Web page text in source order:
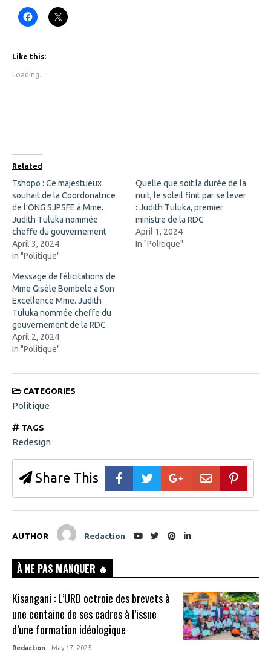
C
l
k
t
o
h
b
o
o
k
(
O
p
e
n
s
i
n
n
e
w
i
n
d
o
w
)
C
l
i
n
n
e
w
w
i
n
Like this:
Loading...
Related
Tshopo : Ce majestueux
souhait de la Coordonatrice
de l’ONG SJPSFE à Mme.
Judith Tuluka nommée
cheffe du gouvernement
April 3, 2024
In "Politique"
Quelle que soit la durée de la
nuit, le soleil finit par se lever
: Judith Tuluka, premier
ministre de la RDC
April 1, 2024
In "Politique"
Message de félicitations de
Mme Gisèle Bombele à Son
Excellence Mme. Judith
Tuluka nommée cheffe du
gouvernement de la RDC
April 2, 2024
In "Politique"
CATEGORIES
Politique
TAGS
Redesign
Share This
AUTHOR Redaction
À NE PAS MANQUER 🔥
Kisangani : L’URD octroie des brevets à
une centaine de ses cadres à l’issue
d’une formation idéologique
Redaction - May 17, 2025